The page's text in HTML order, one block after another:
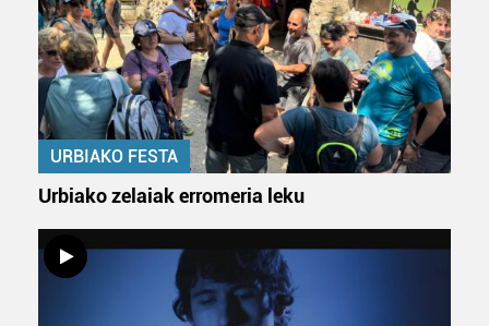
URBIAKO FESTA
Urbiako zelaiak erromeria leku